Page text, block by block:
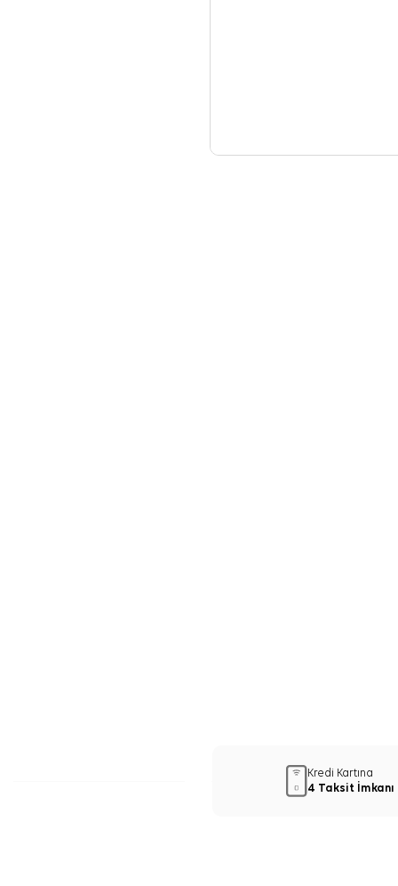
Kredi Kartına
4 Taksit İmkanı